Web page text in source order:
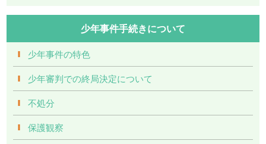
少年事件手続きについて
少年事件の特色
少年審判での終局決定について
不処分
保護観察